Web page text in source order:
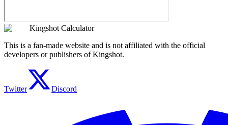
Kingshot Calculator
This is a fan-made website and is not affiliated with the official
developers or publishers of Kingshot.
Twitter Discord